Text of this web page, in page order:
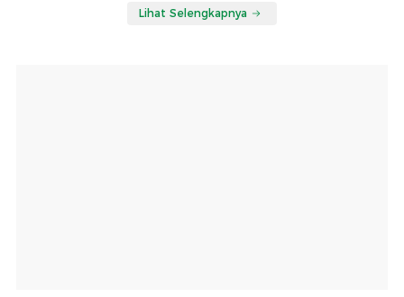
Lihat Selengkapnya